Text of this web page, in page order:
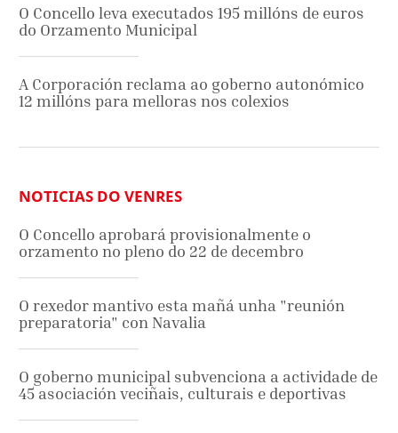
O Concello leva executados 195 millóns de euros
do Orzamento Municipal
A Corporación reclama ao goberno autonómico
12 millóns para melloras nos colexios
NOTICIAS DO VENRES
O Concello aprobará provisionalmente o
orzamento no pleno do 22 de decembro
O rexedor mantivo esta mañá unha "reunión
preparatoria" con Navalia
O goberno municipal subvenciona a actividade de
45 asociación veciñais, culturais e deportivas